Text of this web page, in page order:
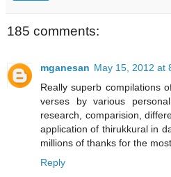
185 comments:
mganesan May 15, 2012 at
Really superb compilations
verses by various
research, comparision,
application of thirukkural in
millions of thanks for the
Reply